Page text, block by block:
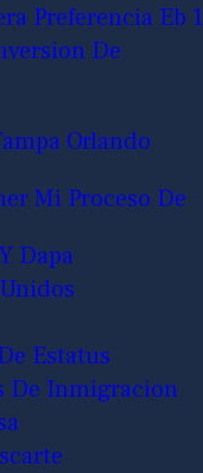
Preferencia Eb 1
De
Orlando
Mi Proceso De
Dapa
Estatus
De Inmigracion